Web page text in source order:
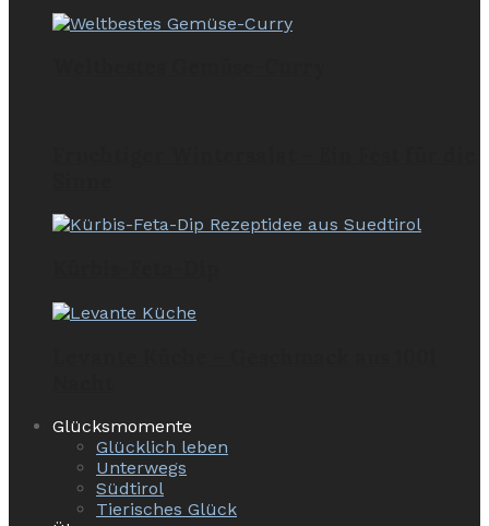
Glücksmomente
Glücklich leben
Unterwegs
Südtirol
Tierisches Glück